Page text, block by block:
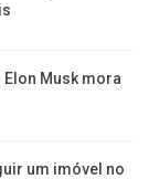
Musk mora
um imóvel no